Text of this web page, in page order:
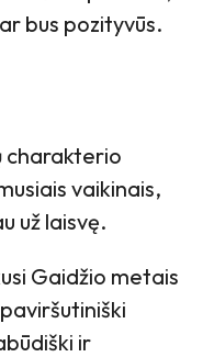
bus pozityvūs.
charakterio
vaikinais,
už laisvę.
Gaidžio metais
ir